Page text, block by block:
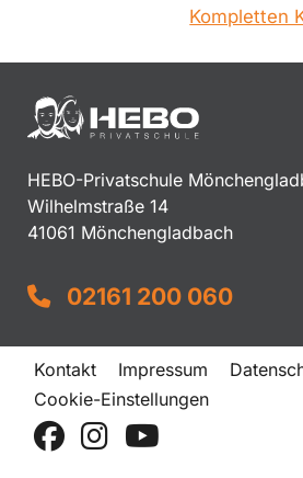
Kompletten
HEBO-Privatschule
Wilhelmstraße 14
41061 Mönchengladbach
02161 200 060
Kontakt Impressum
Cookie-Einstellungen